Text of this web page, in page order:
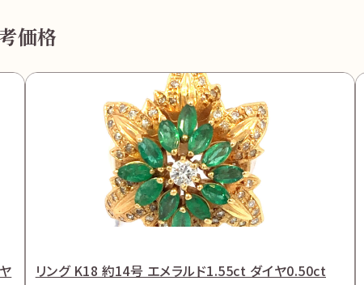
価格
リング K18 約14号 エメラルド1.55ct ダイヤ0.50ct